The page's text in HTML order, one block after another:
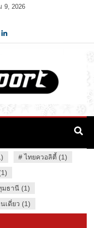
9, 2026
#ไทยควอลิตี้ (1)
ธานี (1)
เดี่ยว (1)